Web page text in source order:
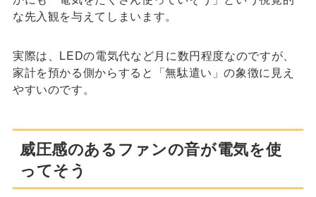
な先入観を与えてしまいます。
実際は、LEDの電気代など月に数円程度なのですが、
家計を預かる側からすると「無駄遣い」の象徴に見え
やすいのです。
威圧感のあるファンの音が電気を使
ってそう